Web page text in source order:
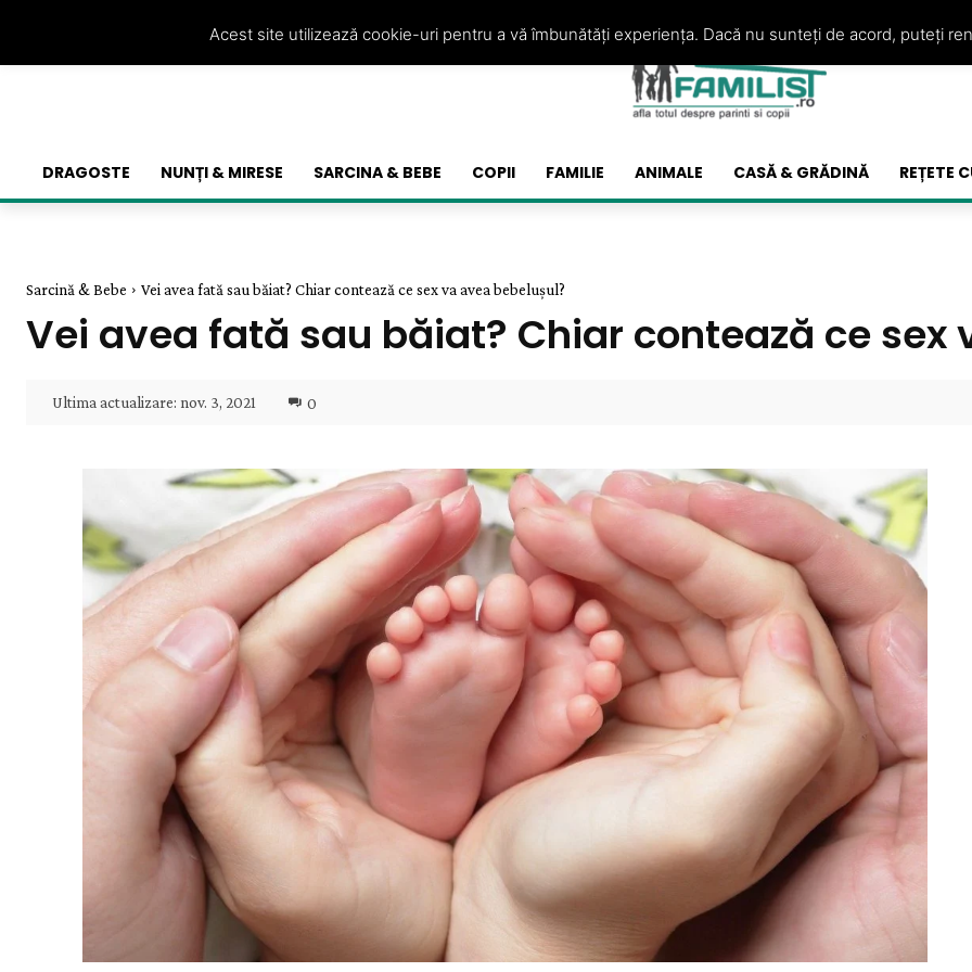
DRAGOSTE NUNȚI & MIRESE SARCINA & BEBE COPII FAMILIE ANIMALE CASĂ & GRĂDINĂ REȚETE
Sarcină & Bebe Vei avea fată sau băiat? Chiar contează ce sex va avea bebeluşul?
Vei avea fată sau băiat? Chiar contează ce sex
Ultima actualizare: nov. 3, 2021 0
Acest site utilizează cookie-uri pentru a vă îmbunătăți experiența. Dacă nu sunteți de acord, puteți